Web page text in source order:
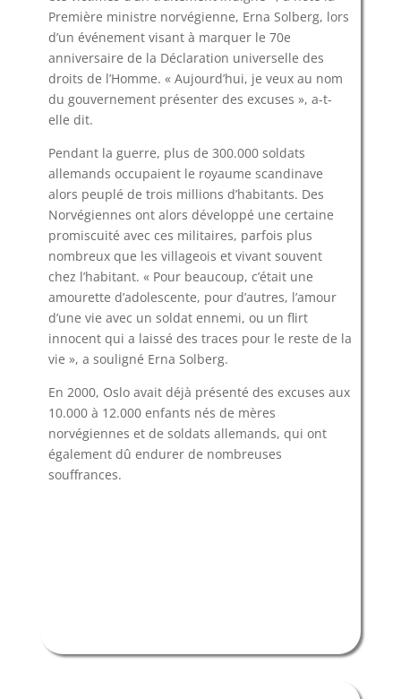
Première ministre norvégienne, Erna Solberg, lors
d’un événement visant à marquer le 70e
anniversaire de la Déclaration universelle des
droits de l’Homme. « Aujourd’hui, je veux au nom
du gouvernement présenter des excuses », a-t-
elle dit.
Pendant la guerre, plus de 300.000 soldats
allemands occupaient le royaume scandinave
alors peuplé de trois millions d’habitants. Des
Norvégiennes ont alors développé une certaine
promiscuité avec ces militaires, parfois plus
nombreux que les villageois et vivant souvent
chez l’habitant. « Pour beaucoup, c’était une
amourette d’adolescente, pour d’autres, l’amour
d’une vie avec un soldat ennemi, ou un flirt
innocent qui a laissé des traces pour le reste de la
vie », a souligné Erna Solberg.
En 2000, Oslo avait déjà présenté des excuses aux
10.000 à 12.000 enfants nés de mères
norvégiennes et de soldats allemands, qui ont
également dû endurer de nombreuses
souffrances.